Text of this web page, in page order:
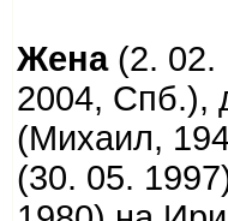
Жена(2. 02.
2004, Спб.),
(Михаил,
(30. 05.